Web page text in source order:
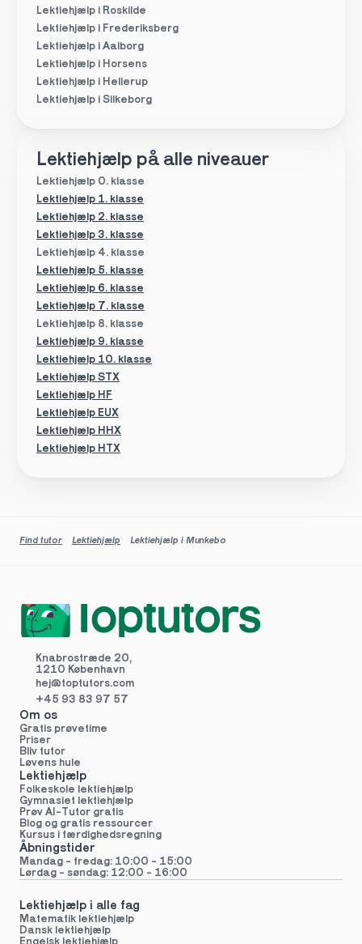
Lektiehjælp i Roskilde
Lektiehjælp i Frederiksberg
Lektiehjælp i Aalborg
Lektiehjælp i Horsens
Lektiehjælp i Hellerup
Lektiehjælp i Silkeborg
Lektiehjælp på alle niveauer
Lektiehjælp 0. klasse
Lektiehjælp 4. klasse
Lektiehjælp 5. klasse
Lektiehjælp 8. klasse
Lektiehjælp 1. klasse
Lektiehjælp 6. klasse
Lektiehjælp 7. klasse
Lektiehjælp 2. klasse
Lektiehjælp 3. klasse
Lektiehjælp 9. klasse
Lektiehjælp 10. klasse
Lektiehjælp HF
Lektiehjælp EUX
Lektiehjælp STX
Lektiehjælp HHX
Lektiehjælp HTX
Find tutor Lektiehjælp Lektiehjælp i Munkebo
Knabrostræde 20,
1210 København
hej@toptutors.com
+45 93 83 97 57
Om os
Gratis prøvetime
Priser
Bliv tutor
Løvens hule
Lektiehjælp
Folkeskole lektiehjælp
Gymnasiet lektiehjælp
Prøv AI-Tutor gratis
Blog og gratis ressourcer
Kursus i færdighedsregning
Åbningstider
Mandag - fredag: 10:00 - 15:00
Lørdag - søndag: 12:00 - 16:00
Lektiehjælp i alle fag
Matematik lektiehjælp
Dansk lektiehjælp